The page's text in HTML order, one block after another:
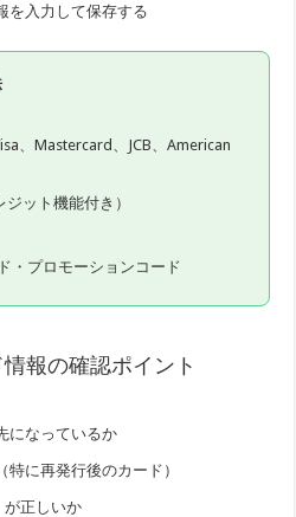
を入力して保存する
、Mastercard、JCB、American
ット機能付き）
・プロモーションコード
報の確認ポイント
になっているか
に再発行後のカード）
が正しいか